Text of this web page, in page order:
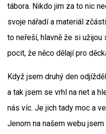
tábora. Nikdo jim za to nic
svoje nářadí a materiál
to neřeší, hlavně že si
pocit, že něco dělají pro
Když jsem druhý den
a tak jsem se vrhl na net a
nás víc. Je jich tady moc a
Jenom na našem webu